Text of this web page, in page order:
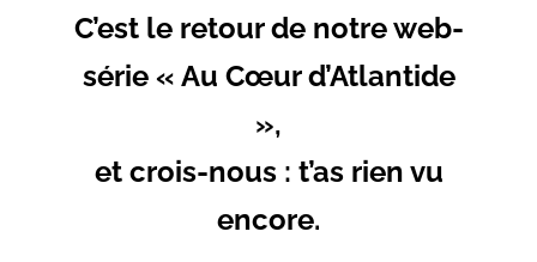
C’est le retour de notre web-
série « Au Cœur d’Atlantide
»,
et crois-nous : t’as rien vu
encore.